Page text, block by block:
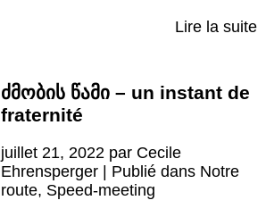
Lire la suite
ძმობის წამი – un instant de
fraternité
juillet 21, 2022 par Cecile
Ehrensperger | Publié dans Notre
route, Speed-meeting